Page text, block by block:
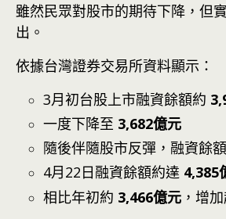
雖然民眾對股市的期待下降，但
出。
依據台灣證券交易所資料顯示：
3月初台股上市融資餘額約
一度下降至 3,682億元
隨後伴隨股市反彈，融資餘
4月22日融資餘額約達 4,385
相比年初約 3,466億元 ，增